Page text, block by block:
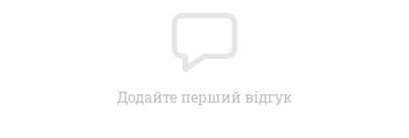
Додайте перший відгук